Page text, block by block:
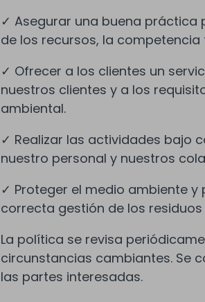
✓ Asegurar una buena práctica
de los recursos, la
✓ Ofrecer a los clientes un
nuestros clientes y a los
ambiental.
✓ Realizar las actividades bajo
nuestro personal y nuestros
✓ Proteger el medio ambiente
correcta gestión de los
La política se revisa
circunstancias cambiantes. Se
las partes interesadas.